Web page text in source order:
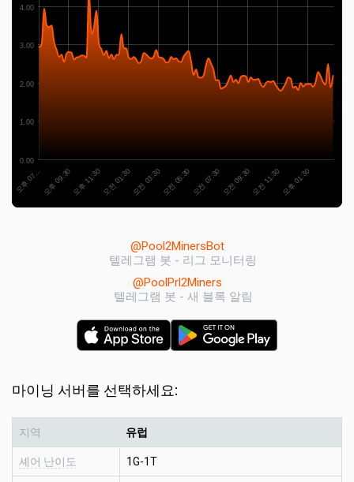
오후 07…오후 09:30오후 11:30오전 01:30오전 03:30오전 05:30오전 07:30오전 09:30오전 11:30오후 01:30
0.00
1.00
2.00
3.00
4.00
@Pool2MinersBot
텔레그램 봇 - 리그 모니터링
@PoolPrl2Miners
텔레그램 봇 - 새 블록 알림
마이닝 서버를 선택하세요:
지역 유럽
셰어 난이도 1G-1T